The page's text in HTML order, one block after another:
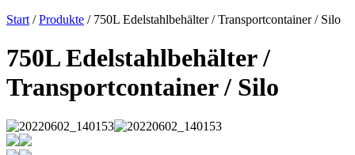
Start /Produkte / 750L Edelstahlbehälter / Transportcontainer / Silo
750L Edelstahlbehälter /
Transportcontainer / Silo